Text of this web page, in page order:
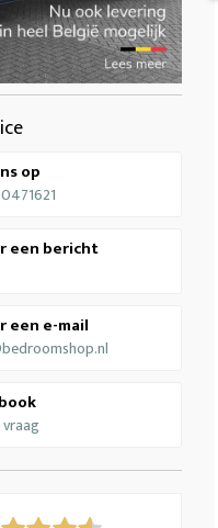
op
een bericht
een e-mail